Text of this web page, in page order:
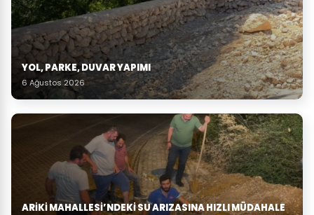
YOL, PARKE, DUVAR YAPIMI
6 Ağustos 2026
ARIKI MAHALLESI’NDEKI SU ARIZASINA HIZLI MÜDAHALE